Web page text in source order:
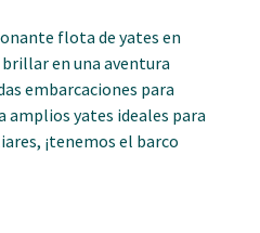
flota de yates en
en una aventura
embarcaciones para
amplios yates ideales para
¡tenemos el barco